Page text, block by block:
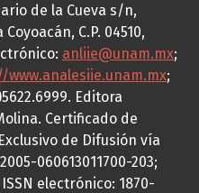
de la Cueva s/n,
C.P. 04510,
anliie@unam.mx;
www.analesiie.unam.mx;
Editora
Certificado de
de Difusión vía
060613011700-203;
electrónico: 1870-